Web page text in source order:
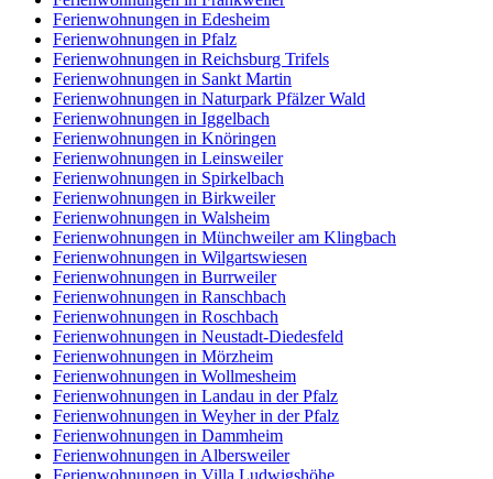
Ferienwohnungen in Edesheim
Ferienwohnungen in Pfalz
Ferienwohnungen in Reichsburg Trifels
Ferienwohnungen in Sankt Martin
Ferienwohnungen in Naturpark Pfälzer Wald
Ferienwohnungen in Iggelbach
Ferienwohnungen in Knöringen
Ferienwohnungen in Leinsweiler
Ferienwohnungen in Spirkelbach
Ferienwohnungen in Birkweiler
Ferienwohnungen in Walsheim
Ferienwohnungen in Münchweiler am Klingbach
Ferienwohnungen in Wilgartswiesen
Ferienwohnungen in Burrweiler
Ferienwohnungen in Ranschbach
Ferienwohnungen in Roschbach
Ferienwohnungen in Neustadt-Diedesfeld
Ferienwohnungen in Mörzheim
Ferienwohnungen in Wollmesheim
Ferienwohnungen in Landau in der Pfalz
Ferienwohnungen in Weyher in der Pfalz
Ferienwohnungen in Dammheim
Ferienwohnungen in Albersweiler
Ferienwohnungen in Villa Ludwigshöhe